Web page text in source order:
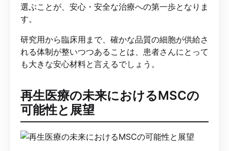
選ぶことが、安心・安全な治療への第一歩となりま
す。
研究用から臨床用まで、確かな品質の細胞が供給さ
れる体制が整いつつあることは、患者さんにとって
も大きな安心材料と言えるでしょう。
再生医療の未来におけるMSCの
可能性と展望